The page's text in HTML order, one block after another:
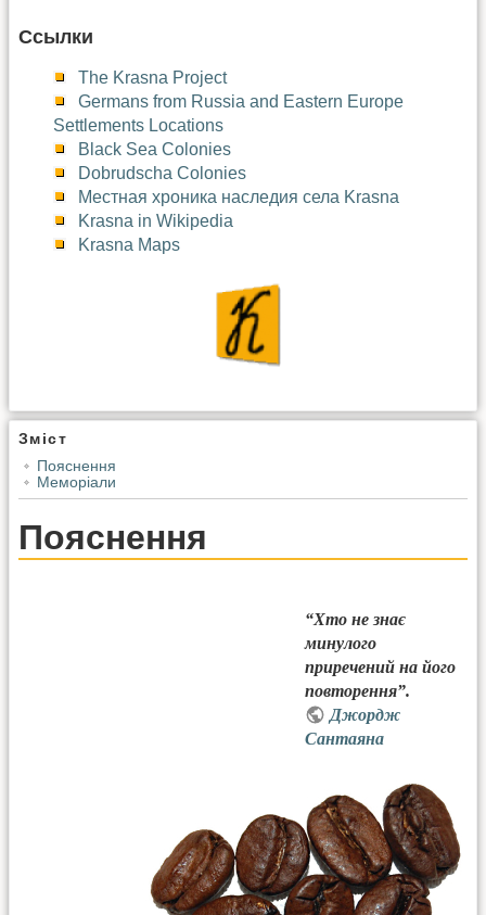
Ссылки
The Krasna Project
Germans from Russia and Eastern Europe
Settlements Locations
Black Sea Colonies
Dobrudscha Colonies
Местная хроника наследия села Krasna
Krasna in Wikipedia
Krasna Maps
Зміст
Пояснення
Меморіали
Пояснення
“Хто не знає
минулого
приречений на його
повторення”.
Джордж
Сантаяна